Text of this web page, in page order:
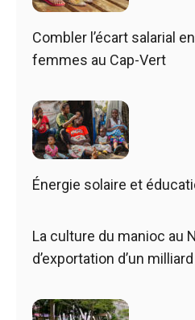
Combler l’écart salarial
femmes au Cap-Vert
Énergie solaire et
La culture du manioc au
d’exportation d’un